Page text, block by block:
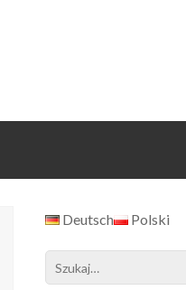
Deutsch Polski